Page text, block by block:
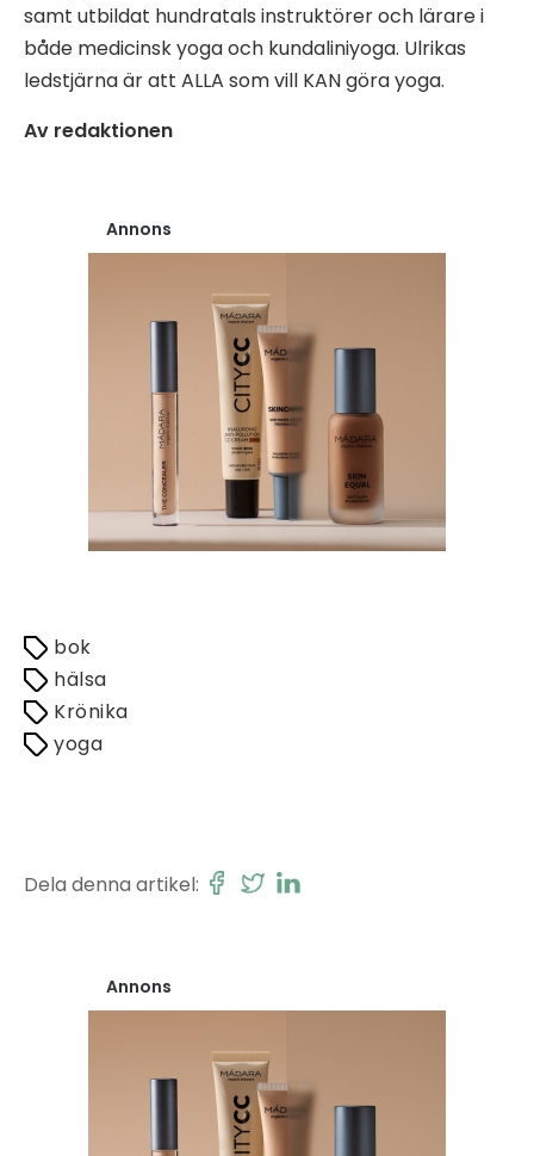
samt utbildat hundratals instruktörer och lärare i
både medicinsk yoga och kundaliniyoga. Ulrikas
ledstjärna är att ALLA som vill KAN göra yoga.
Av redaktionen
Annons
bok
hälsa
Krönika
yoga
Dela denna artikel:
Annons